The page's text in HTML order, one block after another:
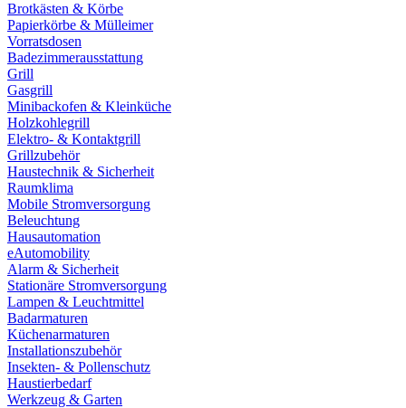
Brotkästen & Körbe
Papierkörbe & Mülleimer
Vorratsdosen
Badezimmerausstattung
Grill
Gasgrill
Minibackofen & Kleinküche
Holzkohlegrill
Elektro- & Kontaktgrill
Grillzubehör
Haustechnik & Sicherheit
Raumklima
Mobile Stromversorgung
Beleuchtung
Hausautomation
eAutomobility
Alarm & Sicherheit
Stationäre Stromversorgung
Lampen & Leuchtmittel
Badarmaturen
Küchenarmaturen
Installationszubehör
Insekten- & Pollenschutz
Haustierbedarf
Werkzeug & Garten